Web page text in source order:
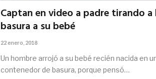
Captan en video a padre tirando a
basura a su bebé
22 enero, 2018
Un hombre arrojó a su bebé recién nacida en
contenedor de basura, porque pensó…